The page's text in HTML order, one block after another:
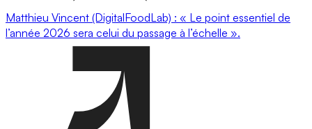
Matthieu Vincent (DigitalFoodLab) : « Le point essentiel de
l’année 2026 sera celui du passage à l’échelle ».